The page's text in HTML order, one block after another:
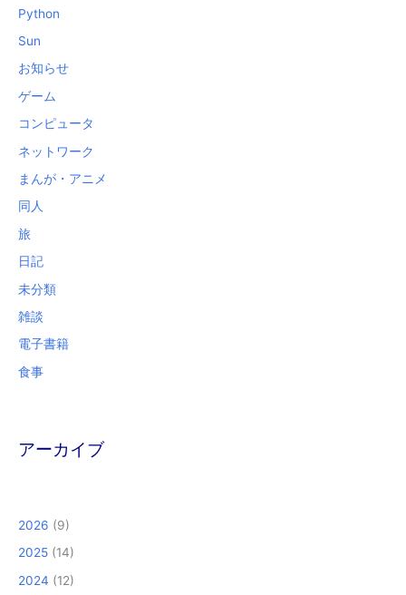
Python
Sun
お知らせ
ゲーム
コンピュータ
ネットワーク
まんが・アニメ
同人
旅
日記
未分類
雑談
電子書籍
食事
アーカイブ
2026 (9)
2025 (14)
2024 (12)